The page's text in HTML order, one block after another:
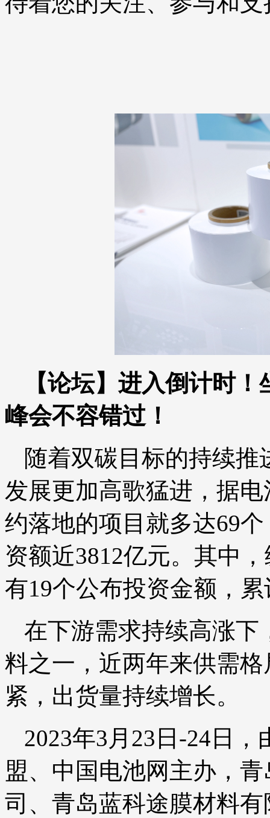
【论坛】进入倒计时
峰会不容错过！
随着双碳目标的持续推
发展更加高歌猛进，据
约落地的项目就多达69
资额近3812亿元。其中
有19个公布投资金额，
在下游需求持续高涨下
料之一，近两年来供需
紧，出货量持续增长。
2023年3月23日-24日
盟、中国电池网主办，
司、青岛蓝科途膜材料